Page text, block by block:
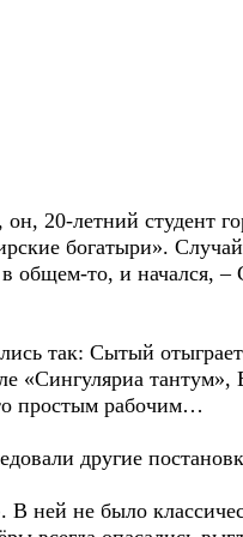
20-летний студент
богатыри».
общем-то, и начался,
так: Сытый отыграет
«Сингуляриа
простым рабочим…
другие
ней не было